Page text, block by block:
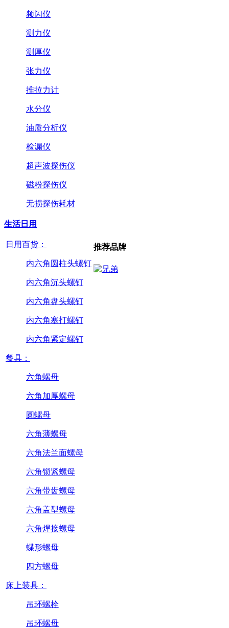
频闪仪
测力仪
测厚仪
张力仪
推拉力计
水分仪
油质分析仪
检漏仪
超声波探伤仪
磁粉探伤仪
无损探伤耗材
生活日用
日用百货：
内六角圆柱头螺钉
内六角沉头螺钉
内六角盘头螺钉
内六角塞打螺钉
内六角紧定螺钉
餐具：
六角螺母
六角加厚螺母
圆螺母
六角薄螺母
六角法兰面螺母
六角锁紧螺母
六角带齿螺母
六角盖型螺母
六角焊接螺母
蝶形螺母
四方螺母
床上装具：
吊环螺栓
吊环螺母
推荐品牌